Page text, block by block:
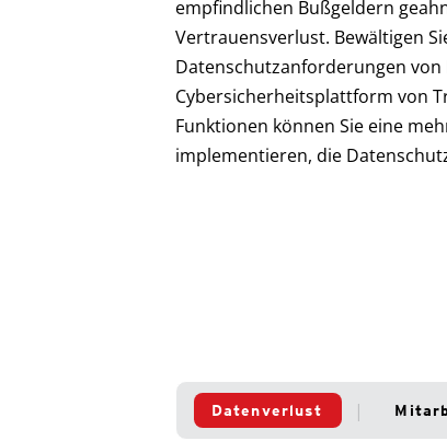
empfindlichen Bußgeldern
Vertrauensverlust. Bewältigen
Datenschutzanforderungen
Cybersicherheitsplattform von
Funktionen können Sie eine
implementieren, die
Datenverlust